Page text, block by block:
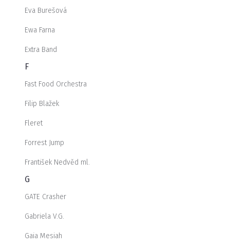
Eva Burešová
Ewa Farna
Extra Band
F
Fast Food Orchestra
Filip Blažek
Fleret
Forrest Jump
František Nedvěd ml.
G
GATE Crasher
Gabriela V.G.
Gaia Mesiah